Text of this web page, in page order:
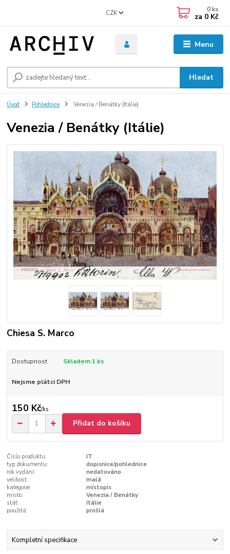
Menu
CZK
Hledat
0 ks
za 0 Kč
Úvod Pohlednice Venezia / Benátky (Itálie)
Venezia / Benátky (Itálie)
Chiesa S. Marco
Dostupnost Skladem 1 ks
Nejsme plátci DPH
150 Kč/ks
Přidat do košíku
Číslo produktu:
IT
typ dokumentu:
dopisnice/pohlednice
rok vydání:
nedatováno
velikost:
malá
kategorie:
místopis
místo:
Venezia / Benátky
stát:
Itálie
použitá:
prošlá
Kompletní specifikace